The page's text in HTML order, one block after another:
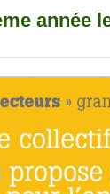
année